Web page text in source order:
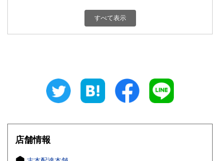
800円 富山県
800円 三重県
大阪府
奈良県
すべて表示
店舗情報